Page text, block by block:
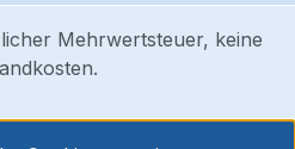
Mehrwertsteuer, keine